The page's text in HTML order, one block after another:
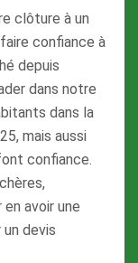
clôture à un
confiance à
depuis
dans notre
dans la
mais aussi
confiance.
avoir une
devis